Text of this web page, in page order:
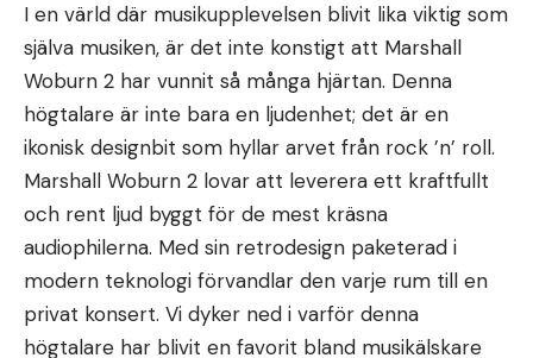
I en värld där musikupplevelsen blivit lika viktig som
själva musiken, är det inte konstigt att Marshall
Woburn 2 har vunnit så många hjärtan. Denna
högtalare är inte bara en ljudenhet; det är en
ikonisk designbit som hyllar arvet från rock ’n’ roll.
Marshall Woburn 2 lovar att leverera ett kraftfullt
och rent ljud byggt för de mest kräsna
audiophilerna. Med sin retrodesign paketerad i
modern teknologi förvandlar den varje rum till en
privat konsert. Vi dyker ned i varför denna
högtalare har blivit en favorit bland musikälskare